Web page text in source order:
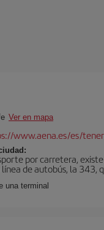
Ver en mapa
www.aena.es/es/
por carretera,
de autobús, la 343,
una terminal